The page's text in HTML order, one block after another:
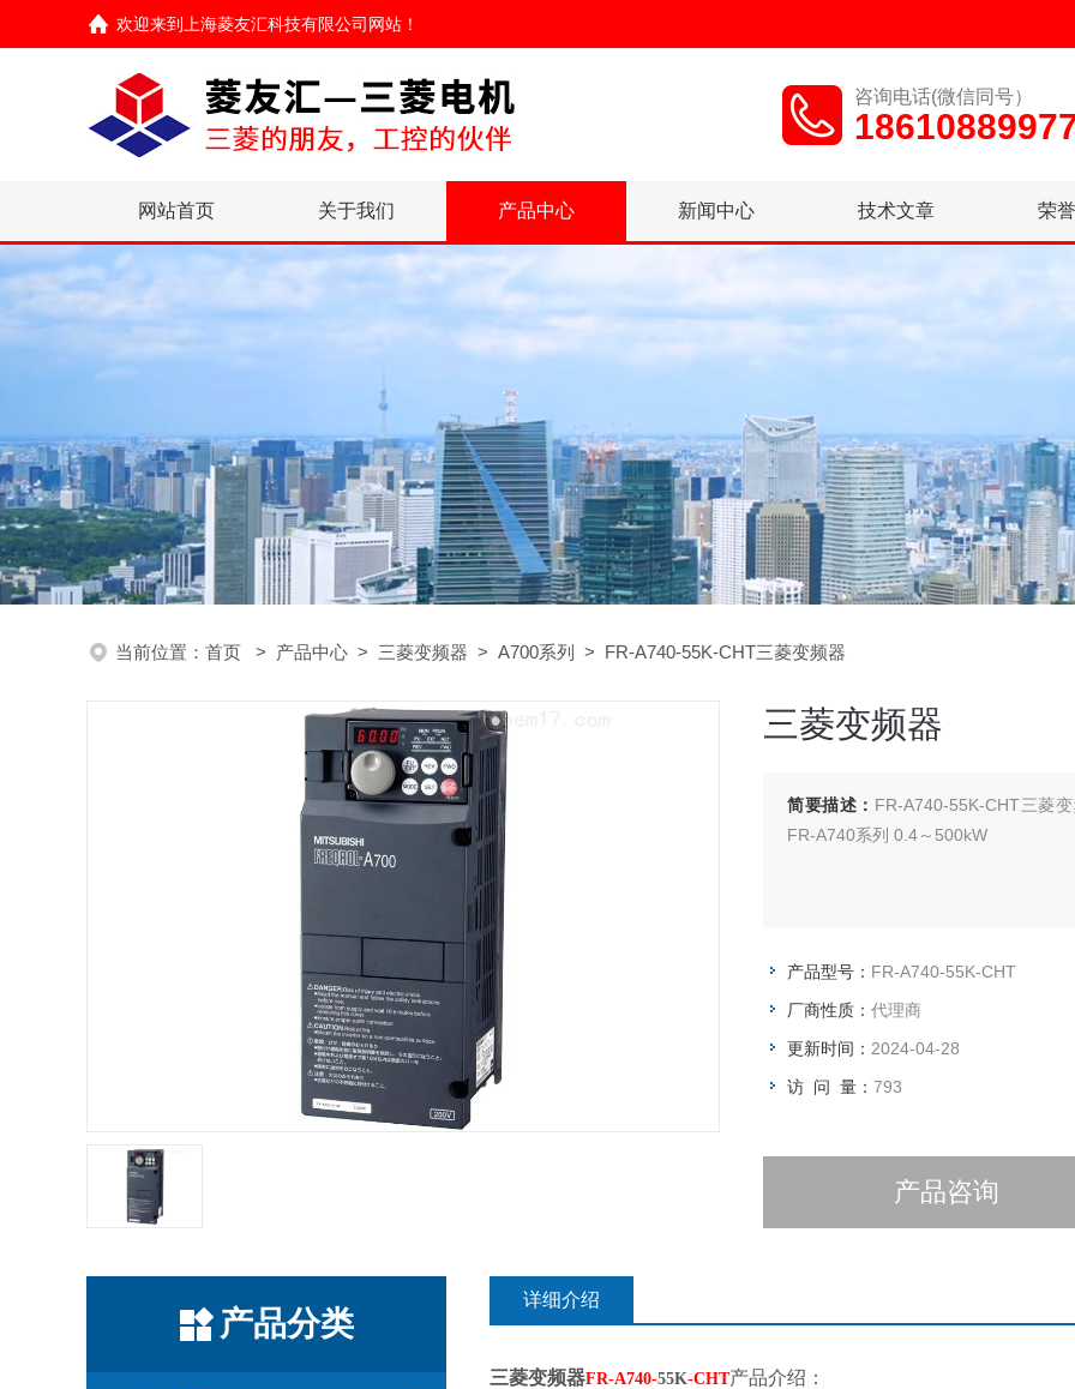
欢迎来到 上海菱友汇科技有限公司网站 ！
咨询电话(微信同号）
网站首页 关于我们 产品中心 新闻中心 技术文章 荣
当前位置： 首页 > 产品中心 > 三菱变频器 > A700系列 > FR-A740-55K-CHT三菱变频器
三菱变频器
简要描述： FR-A740-55K-CHT三菱
FR-A740系列 0.4～500kW
产品型号： FR-A740-55K-CHT
厂商性质： 代理商
更新时间： 2024-04-28
访 问 量： 793
产品咨询
产品分类
详细介绍
三菱变频器FR-A740-55K-CHT产品介绍：